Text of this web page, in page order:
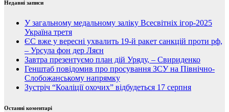
Недавні записи
У загальному медальному заліку Всесвітніх ігор-2025
Україна третя
ЄС вже у вересні ухвалить 19-й ракет санкцій проти рф,
– Урсула фон дер Ляєн
Завтра презентуємо план дій Уряду, – Свириденко
Генштаб повідомив про просування ЗСУ на Північно-
Слобожанському напрямку
Зустріч “Коаліції охочих” відбудеться 17 серпня
Останні коментарі